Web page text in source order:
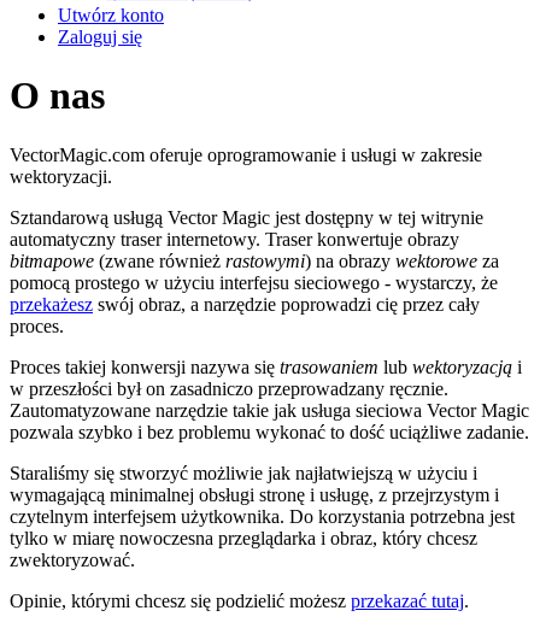
Utwórz konto
Zaloguj się
O nas
VectorMagic.com oferuje oprogramowanie i usługi w zakresie
wektoryzacji.
Sztandarową usługą Vector Magic jest dostępny w tej witrynie
automatyczny traser internetowy. Traser konwertuje obrazy
bitmapowe (zwane również rastowymi) na obrazy wektorowe za
pomocą prostego w użyciu interfejsu sieciowego - wystarczy, że
przekażesz swój obraz, a narzędzie poprowadzi cię przez cały
proces.
Proces takiej konwersji nazywa się trasowaniem lub wektoryzacją i
w przeszłości był on zasadniczo przeprowadzany ręcznie.
Zautomatyzowane narzędzie takie jak usługa sieciowa Vector Magic
pozwala szybko i bez problemu wykonać to dość uciążliwe zadanie.
Staraliśmy się stworzyć możliwie jak najłatwiejszą w użyciu i
wymagającą minimalnej obsługi stronę i usługę, z przejrzystym i
czytelnym interfejsem użytkownika. Do korzystania potrzebna jest
tylko w miarę nowoczesna przeglądarka i obraz, który chcesz
zwektoryzować.
Opinie, którymi chcesz się podzielić możesz przekazać tutaj.